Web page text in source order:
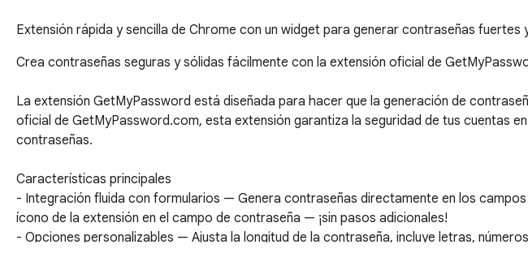
Extensión rápida y sencilla de Chrome con un widget para generar contraseñas
Crea contraseñas seguras y sólidas fácilmente con la extensión oficial de
La extensión GetMyPassword está diseñada para hacer que la generación de
oficial de GetMyPassword.com, esta extensión garantiza la seguridad de tus cuentas
contraseñas.
Características principales
- Integración fluida con formularios — Genera contraseñas directamente en los
ícono de la extensión en el campo de contraseña — ¡sin pasos adicionales!
- Opciones personalizables — Ajusta la longitud de la contraseña, incluye letras,